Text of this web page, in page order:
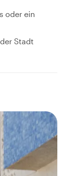
oder ein
Stadt